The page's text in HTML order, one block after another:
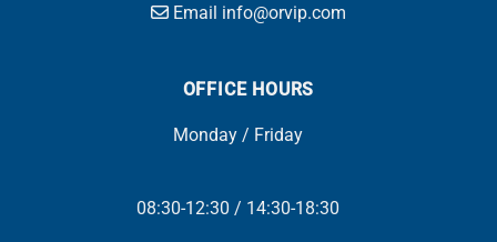
Email info@orvip.com
OFFICE HOURS
Monday / Friday
08:30-12:30 / 14:30-18:30